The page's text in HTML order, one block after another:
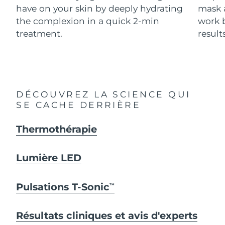
have on your skin by deeply hydrating
the complexion in a quick 2-min
treatment.
mask
work
DÉCOUVREZ LA SCIENCE QUI
SE CACHE DERRIÈRE
Thermothérapie
Lumière LED
Pulsations T-SonicTM
Résultats cliniques et avis d'experts
For healthy hair
18% PAP
Cosmétiques Hommes
Israël Livraison estimée 8/14/26
Italie 8/10/26
Kazakhstan Livraison estimée
Koweït
Lettonie